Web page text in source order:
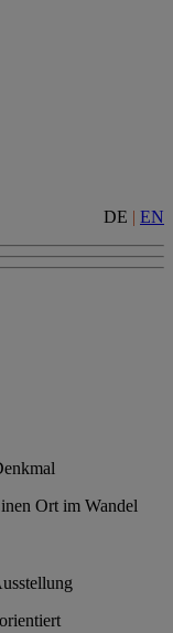
DE | EN
Ort im Wandel